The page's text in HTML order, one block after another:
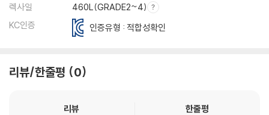
렉사일
460L(GRADE2~4)
KC인증
인증유형 : 적합성확인
리뷰/한줄평 0
리뷰
한줄평